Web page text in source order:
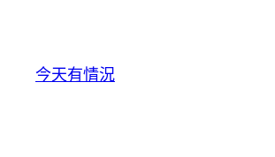
今天有情況